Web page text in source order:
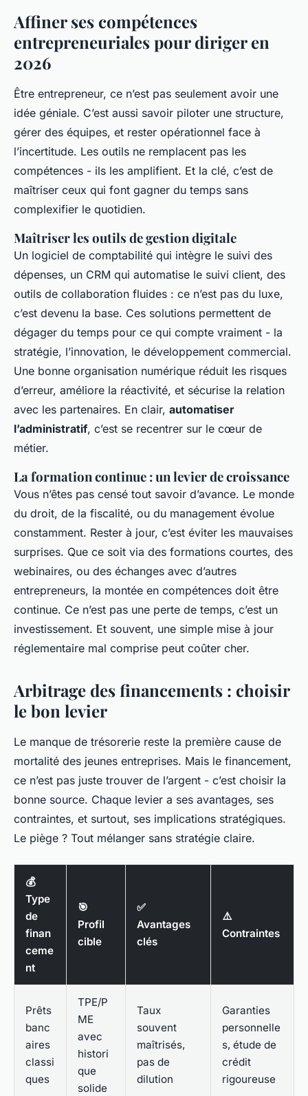
Affiner ses compétences
entrepreneuriales pour diriger en
2026
Être entrepreneur, ce n’est pas seulement avoir une
idée géniale. C’est aussi savoir piloter une structure,
gérer des équipes, et rester opérationnel face à
l’incertitude. Les outils ne remplacent pas les
compétences - ils les amplifient. Et la clé, c’est de
maîtriser ceux qui font gagner du temps sans
complexifier le quotidien.
Maîtriser les outils de gestion digitale
Un logiciel de comptabilité qui intègre le suivi des
dépenses, un CRM qui automatise le suivi client, des
outils de collaboration fluides : ce n’est pas du luxe,
c’est devenu la base. Ces solutions permettent de
dégager du temps pour ce qui compte vraiment - la
stratégie, l’innovation, le développement commercial.
Une bonne organisation numérique réduit les risques
d’erreur, améliore la réactivité, et sécurise la relation
avec les partenaires. En clair, automatiser
l’administratif, c’est se recentrer sur le cœur de
métier.
La formation continue : un levier de croissance
Vous n’êtes pas censé tout savoir d’avance. Le monde
du droit, de la fiscalité, ou du management évolue
constamment. Rester à jour, c’est éviter les mauvaises
surprises. Que ce soit via des formations courtes, des
webinaires, ou des échanges avec d’autres
entrepreneurs, la montée en compétences doit être
continue. Ce n’est pas une perte de temps, c’est un
investissement. Et souvent, une simple mise à jour
réglementaire mal comprise peut coûter cher.
Arbitrage des financements : choisir
le bon levier
Le manque de trésorerie reste la première cause de
mortalité des jeunes entreprises. Mais le financement,
ce n’est pas juste trouver de l’argent - c’est choisir la
bonne source. Chaque levier a ses avantages, ses
contraintes, et surtout, ses implications stratégiques.
Le piège ? Tout mélanger sans stratégie claire.
💰
Type
de
finan
ceme
nt
🎯
Profil
cible
✅
Avantages
clés
⚠️
Contraintes
Prêts
banc
aires
classi
ques
TPE/P
ME
avec
histori
que
solide
Taux
souvent
maîtrisés,
pas de
dilution
Garanties
personnelle
s, étude de
crédit
rigoureuse